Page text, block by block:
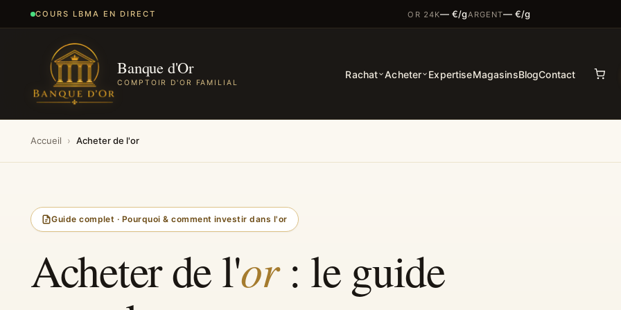
COURS LBMA EN DIRECT OR 24K— €/gARGENT— €/g
Banque d'Or
COMPTOIR D'OR FAMILIAL
Rachat Acheter ExpertiseMagasinsBlogContact
Accueil › Acheter de l'or
Guide complet · Pourquoi & comment investir dans l'or
Acheter de l'or: le guide